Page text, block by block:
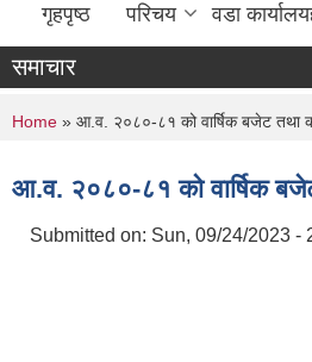
गृहपृष्ठ परिचय वडा
समाचार
You are here
Home » आ.व. २०८०-८१ को वार्षिक बजेट तथा
आ.व. २०८०-८१ को वार्षिक
Submitted on: Sun, 09/24/2023 -